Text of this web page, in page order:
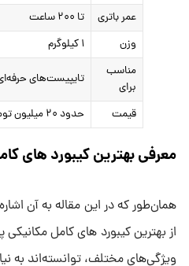
عمر باتری
تا ۲۰۰ ساعت
وزن
۱ کیلوگرم
مناسب
برای
تایپیست‌های
قیمت حدود ۲۰ میلیون تومان
معرفی بهترین کیبورد های
از بهترین کیبورد های کامل مکانیکی
ویژگی‌های مختلف، توانسته‌اند به